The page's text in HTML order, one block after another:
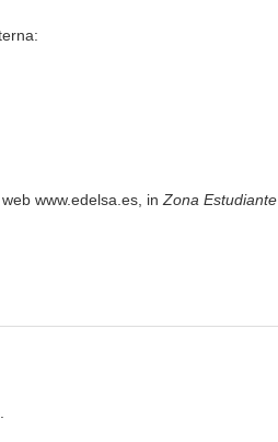
www.edelsa.es, inZona Estudiante